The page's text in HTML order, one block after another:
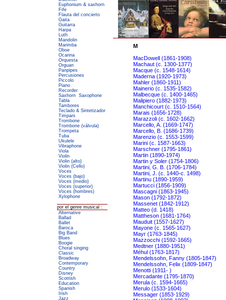
Euphonium & saxhorn
Fife
Flauta del concierto
Gaita
Guitarra
Harpa
Luth
Mandolin
Marimba
Oboe
Ocarina
Orquesta
Orguan
Panpipes
Percusiones
Piccolo
Piano
Recorder
Saxhorn Saxophone
Tabla
Tambores
Teclado & Sintetizador
Timpani
Trombone
Trombone (válvula)
Trompeta
Tuba
Ukulele
Vibraphone
Viola
Violin
Violin (alto)
Violin (Cello)
Voces
Voces (bajo)
Voces (medio)
Voces (superior)
Voces (hombres)
Xylophone
por el genre musical :
Alternative
Ballad
Ballet
Baroca
Big Band
Blues
Boogie
Choral singing
Classic
Broadway
Contemporary
Country
Disney
Scottish
Education
Spanish
Irish
Jazz
M
MacDowell (1861-1908)
Machaut (c. 1300-1377)
Macque (c. 1548-1614)
Maderna (1920-1973)
Mahler (1860-1911)
Mainerio (c. 1535-1582)
Malbecque (c. 1400-1465)
Malipiero (1882-1973)
Manchicourt (c. 1510-1564)
Marais (1656-1728)
Marazzoli (c. 1602-1662)
Marcello, A. (1669-1747)
Marcello, B. (1686-1739)
Marenzio (c. 1553-1599)
Marini (c. 1587-1663)
Marschner (1795-1861)
Martin (1890-1974)
Martin y Soler (1754-1806)
Martini, G. B. (1706-1784)
Martini, J. (c. 1440-c. 1498)
Martinu (1890-1959)
Martucci (1856-1909)
Mascagni (1863-1945)
Mason (1792-1872)
Massenet (1842-1912)
Matteo (d. 1418)
Mattheson (1681-1764)
Mauduit (1557-1627)
Mayone (c. 1565-1627)
Mayr (1763-1845)
Mazzocchi (1592-1665)
Medtner (1880-1951)
Méhul (1763-1817)
Mendelssohn, Fanny (1805-1847)
Mendelssohn, Felix (1809-1847)
Menotti (1911- )
Mercadante (1795-1870)
Merula (c. 1594-1665)
Merulo (1533-1604)
Messager (1853-1929)